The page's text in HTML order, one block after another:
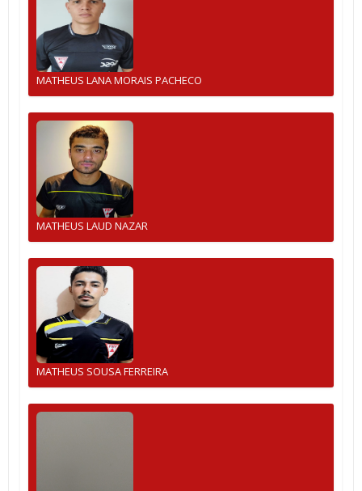
MATHEUS LANA MORAIS PACHECO
MATHEUS LAUD NAZAR
MATHEUS SOUSA FERREIRA